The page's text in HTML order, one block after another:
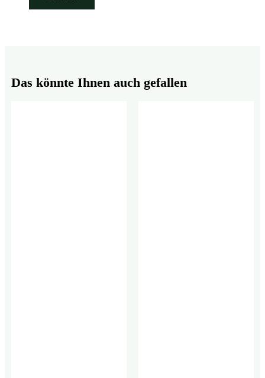
Das könnte Ihnen auch gefallen